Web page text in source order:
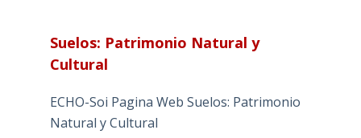
Suelos: Patrimonio Natural y
Cultural
ECHO-Soi Pagina Web Suelos: Patrimonio
Natural y Cultural